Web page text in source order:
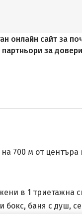
онлайн сайт за
за
700 м от
в 1 триетажна
бокс, баня с душ,